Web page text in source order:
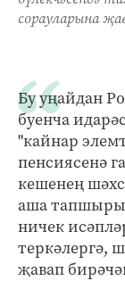
сорауларына
Бу уңайдан
буенча
"кайнар
пенсиясенә
кешенең
аша
ничек
теркәлергә,
җавап